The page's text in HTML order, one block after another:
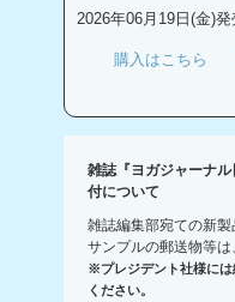
2026年06月19日(金)発
購入はこちら
雑誌『ヨガジャーナ
付について
雑誌編集部宛ての新製
サンプルの郵送物等は
※プレジデント社様には
ください。